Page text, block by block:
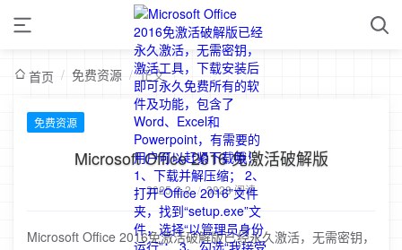
首页 / 免费资源 / 正文
免费资源
Microsoft Office 2016 免激活破解版
2025-2-2 / 3828 阅读
Microsoft Office 2016免激活破解版已经永久激活，无需密钥，